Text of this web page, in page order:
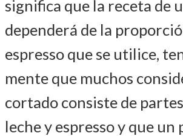
significa que la receta de
dependerá de la
espresso que se utilice,
mente que muchos
cortado consiste de
leche y espresso y que